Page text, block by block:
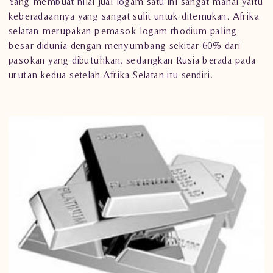
keberadaannya yang sangat sulit untuk ditemukan. Afrika
selatan merupakan pemasok logam rhodium paling
besar didunia dengan menyumbang sekitar 60% dari
pasokan yang dibutuhkan, sedangkan Rusia berada pada
urutan kedua setelah Afrika Selatan itu sendiri.